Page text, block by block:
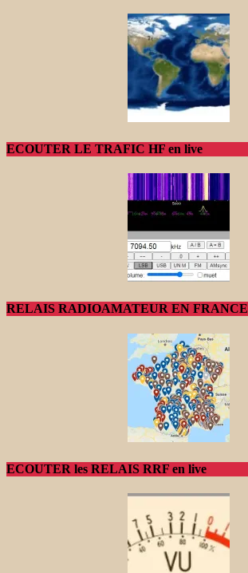
ECOUTER LE TRAFIC HF en live
RELAIS RADIOAMATEUR EN FRANCE
ECOUTER les RELAIS RRF en live